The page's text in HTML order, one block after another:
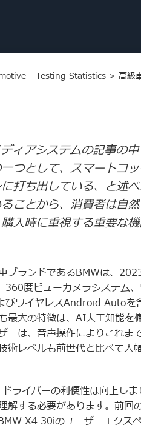
- Testing Statistics> 高級
ィアシステムの記事の
つとして、スマートコ
打ち出している、と述
ことから、消費者は自
入時に重視する重要な
ブランドであるBMWは、
度ビューカメラシステム
びワイヤレスAndroid Autoを
最大の特徴は、AI人工知能を
ーは、音声操作によりこれま
術レベルも前世代と比べて大
ライバーの利便性は向上し
解する必要があります。前回
X4 30iのユーザーエクス